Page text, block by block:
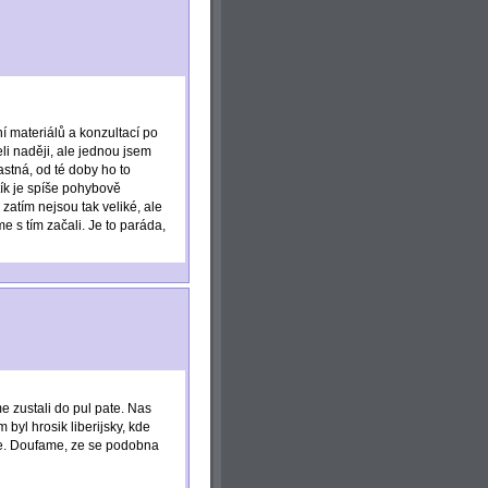
materiálů a konzultací po
naději, ale jednou jsem
od té doby ho to
je spíše pohybově
nejsou tak veliké, ale
s tím začali. Je to paráda,
zustali do pul pate. Nas
byl hrosik liberijsky, kde
Doufame, ze se podobna